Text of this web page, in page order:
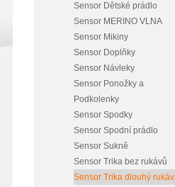
Sensor Dětské prádlo
Sensor MERINO VLNA
Sensor Mikiny
Sensor Doplňky
Sensor Návleky
Sensor Ponožky a
Podkolenky
Sensor Spodky
Sensor Spodní prádlo
Sensor Sukně
Sensor Trika bez rukávů
Sensor Trika dlouhý rukáv